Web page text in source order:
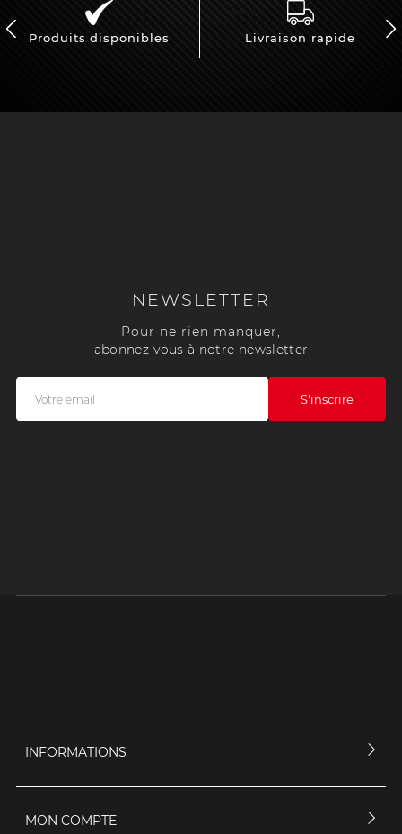
Produits disponibles Livraison rapide
NEWSLETTER
Pour ne rien manquer,
abonnez-vous à notre newsletter
INFORMATIONS
MON COMPTE